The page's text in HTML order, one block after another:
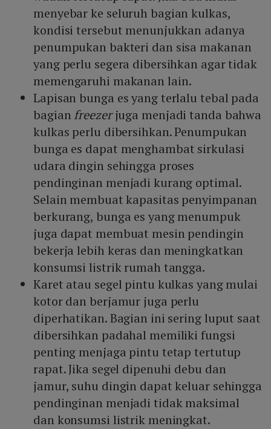
menyebar ke seluruh bagian kulkas,
kondisi tersebut menunjukkan adanya
penumpukan bakteri dan sisa makanan
yang perlu segera dibersihkan agar tidak
memengaruhi makanan lain.
Lapisan bunga es yang terlalu tebal pada
bagian freezerjuga menjadi tanda bahwa
kulkas perlu dibersihkan. Penumpukan
bunga es dapat menghambat sirkulasi
udara dingin sehingga proses
pendinginan menjadi kurang optimal.
Selain membuat kapasitas penyimpanan
berkurang, bunga es yang menumpuk
juga dapat membuat mesin pendingin
bekerja lebih keras dan meningkatkan
konsumsi listrik rumah tangga.
Karet atau segel pintu kulkas yang mulai
kotor dan berjamur juga perlu
diperhatikan. Bagian ini sering luput saat
dibersihkan padahal memiliki fungsi
penting menjaga pintu tetap tertutup
rapat. Jika segel dipenuhi debu dan
jamur, suhu dingin dapat keluar sehingga
pendinginan menjadi tidak maksimal
dan konsumsi listrik meningkat.